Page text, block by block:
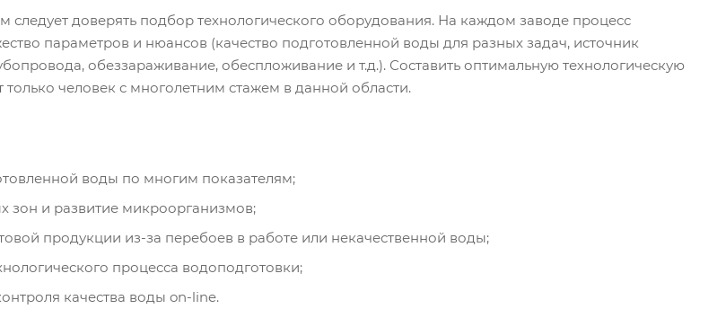
следует доверять подбор технологического оборудования. На каждом заводе процесс
параметров и нюансов (качество подготовленной воды для разных задач, источник
обеззараживание, обеспложивание и т.д.). Составить оптимальную технологическую
человек с многолетним стажем в данной области.
воды по многим показателям;
зон и развитие микроорганизмов;
продукции из-за перебоев в работе или некачественной воды;
процесса водоподготовки;
качества воды on-line.